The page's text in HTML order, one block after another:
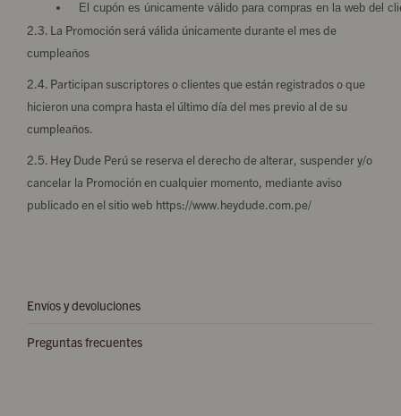
El cupón es únicamente válido para compras en la web del
2.3. La Promoción será válida únicamente durante el mes de
cumpleaños
2.4. Participan suscriptores o clientes que están registrados o que
hicieron una compra hasta el último día del mes previo al de su
cumpleaños.
2.5. Hey Dude Perú se reserva el derecho de alterar, suspender y/o
cancelar la Promoción en cualquier momento, mediante aviso
publicado en el sitio web https://www.heydude.com.pe/
Envíos y devoluciones
Preguntas frecuentes